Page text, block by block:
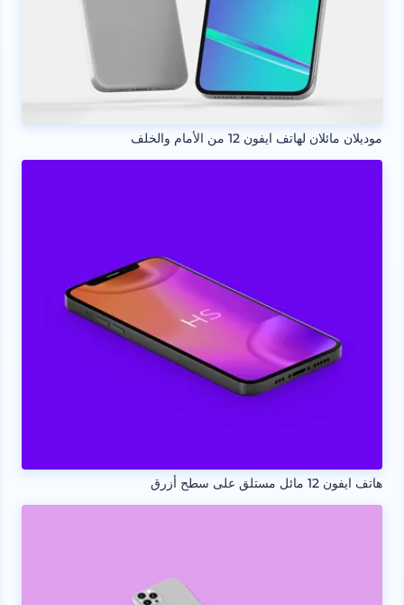
موديلان مائلان لهاتف ايفون 12 من الأمام والخلف
هاتف ايفون 12 مائل مستلق على سطح أزرق